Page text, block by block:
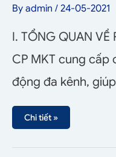
By admin / 24-05-2021
I. TỔNG QUAN
CP MKT cung
động đa kênh,
Chi tiết »